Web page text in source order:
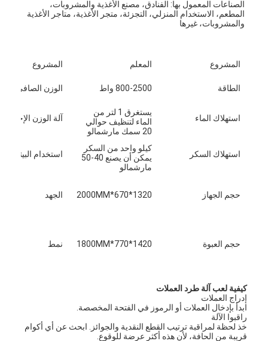
المنتجات
حولنا
والمشروبات، غيرها
المشروع المعلم المشروع
الطاقة 800-2500 واط الوزن الصافي للآلة
استهلاك الماء
يستغرق 1 لتر من
الماء لتنظيف حوالي
20 سمك مارشمالو
آلة الوزن الإجمالي
استهلاك السكر
كيلو واحد من السكر
يمكن أن يصنع 40-50
مارشمالو
استخدام البيئة
حجم الجهاز 1320*670*2000MM الجهد
حجم العبوة 1420*770*1800MM نمط
كيفية لعب آلة طرد العملات
إدراج العملات
ابدأ بإدخال العملات أو الرموز في الفتحة المخصصة.
راقبوا الآلة
خذ لحظة لمراقبة ترتيب القطع النقدية والجوائز. ابحث عن أي أكوام
قريبة من الحافة، لأن هذه أكثر عرضة للوقوع.